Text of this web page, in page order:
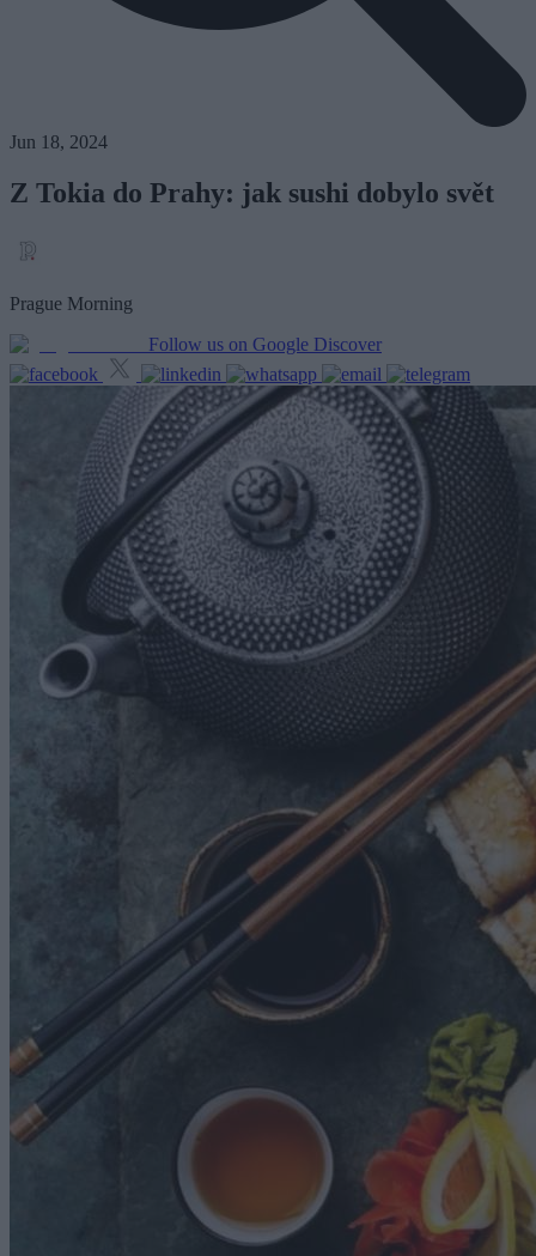
Jun 18, 2024
Z Tokia do Prahy: jak sushi dobylo svět
Prague Morning
Follow us on Google Discover